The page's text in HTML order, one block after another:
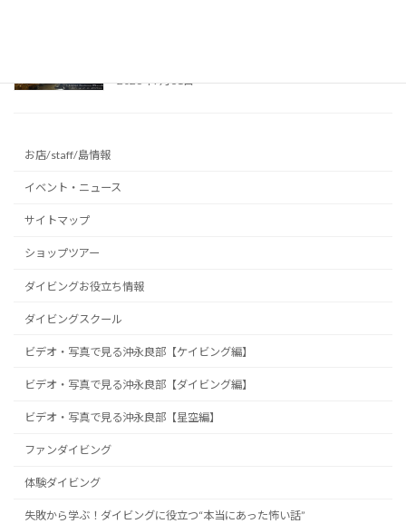
2026年7月31日
お店/staff/島情報
イベント・ニュース
サイトマップ
ショップツアー
ダイビングお役立ち情報
ダイビングスクール
ビデオ・写真で見る沖永良部【ケイビング編】
ビデオ・写真で見る沖永良部【ダイビング編】
ビデオ・写真で見る沖永良部【星空編】
ファンダイビング
体験ダイビング
失敗から学ぶ！ダイビングに役立つ“本当にあった怖い話”